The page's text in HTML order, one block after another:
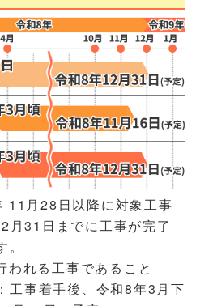
11月28日以降に対象工事
月31日までに工事が完了
れる工事であること
工事着手後、令和8年3月下